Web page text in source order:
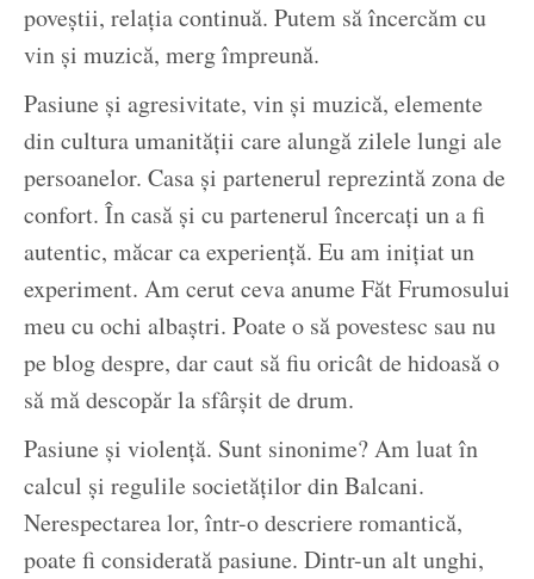
poveștii, relația continuă. Putem să încercăm cu
vin și muzică, merg împreună.
Pasiune și agresivitate, vin și muzică, elemente
din cultura umanității care alungă zilele lungi ale
persoanelor. Casa și partenerul reprezintă zona de
confort. În casă și cu partenerul încercați un a fi
autentic, măcar ca experiență. Eu am inițiat un
experiment. Am cerut ceva anume Făt Frumosului
meu cu ochi albaștri. Poate o să povestesc sau nu
pe blog despre, dar caut să fiu oricât de hidoasă o
să mă descopăr la sfârșit de drum.
Pasiune și violență. Sunt sinonime? Am luat în
calcul și regulile societăților din Balcani.
Nerespectarea lor, într-o descriere romantică,
poate fi considerată pasiune. Dintr-un alt unghi,